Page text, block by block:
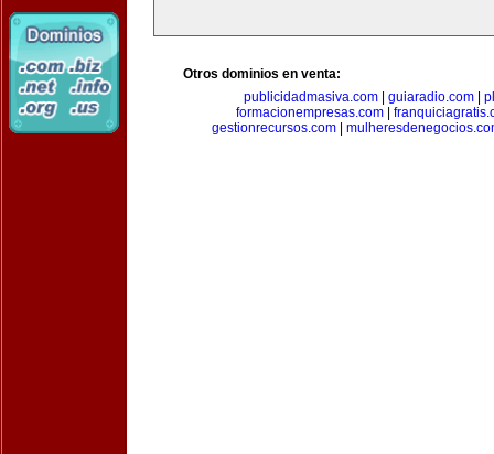
Otros dominios en venta:
publicidadmasiva.com
guiaradio.com
formacionempresas.com|
gestionrecursos.com|